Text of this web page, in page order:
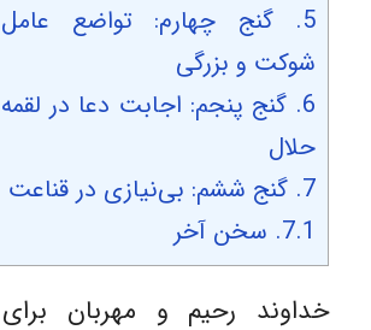
5.
گنج چهارم: تواضع عامل
شوکت و بزرگی
6. گنج پنجم:‌ اجابت دعا در لقمه
حلال
7. گنج ششم: بی‌نیازی در قناعت
7.1. سخن آخر
خداوند رحیم و مهربان